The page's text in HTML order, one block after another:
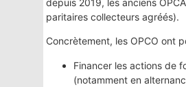
depuis 2019, les anciens
paritaires collecteurs agréés).
Concrètement, les OPCO ont
Financer les actions de
(notamment en